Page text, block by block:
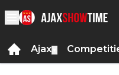
Ajax